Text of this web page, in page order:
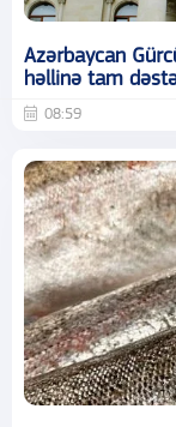
Azərbaycan
həllinə tam
08:59